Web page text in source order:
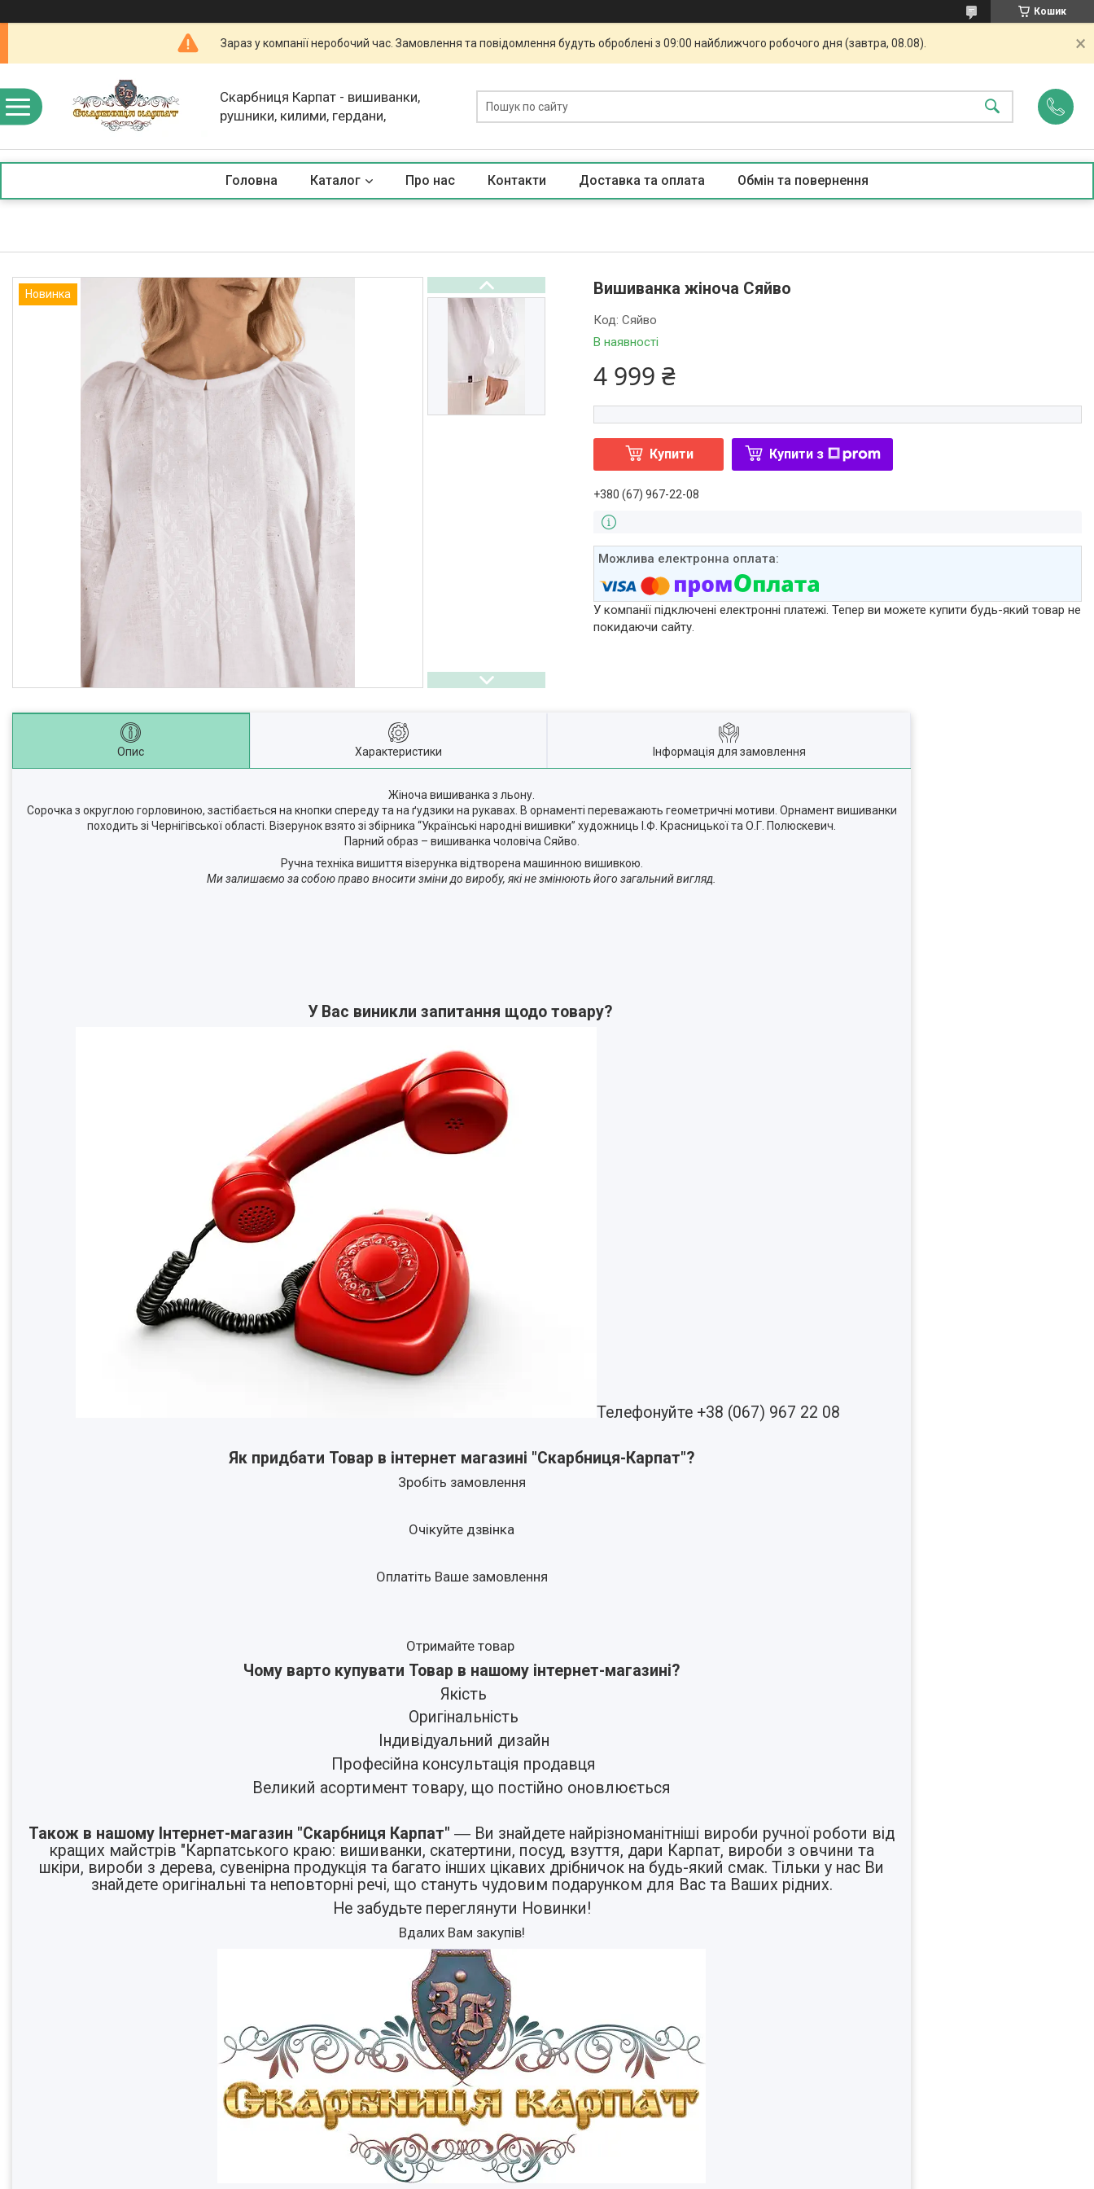
Кошик
Зараз у компанії неробочий час. Замовлення та повідомлення будуть оброблені з 09:00 найближчого робочого дня (завтра, 08.08).
Скарбниця Карпат - вишиванки,
рушники, килими, гердани,
Головна Каталог Про нас Контакти Доставка та оплата Обмін та повернення
Новинка Вишиванка жіноча Сяйво
В наявності
Код:Сяйво
4 999 ₴
Купити Купити з
+380 (67) 967-22-08
У компанії підключені електронні платежі. Тепер ви можете купити будь-який товар не
покидаючи сайту.
Опис Характеристики Інформація для замовлення
Жіноча вишиванка з льону.
Сорочка з округлою горловиною, застібається на кнопки спереду та на ґудзики на рукавах. В орнаменті переважають геометричні мотиви. Орнамент вишиванки
походить зі Чернігівської області. Візерунок взято зі збірника “Українські народні вишивки” художниць І.Ф. Красницької та О.Г. Полюскевич.
Парний образ – вишиванка чоловіча Сяйво.
Ручна техніка вишиття візерунка відтворена машинною вишивкою.
Ми залишаємо за собою право вносити зміни до виробу, які не змінюють його загальний вигляд.
У Вас виникли запитання щодо товару?
Телефонуйте +38 (067) 967 22 08
Як придбати Товар в інтернет магазині "Скарбниця-Карпат"?
Зробіть замовлення
Очікуйте дзвінка
Оплатіть Ваше замовлення
Отримайте товар
Чому варто купувати Товар в нашому інтернет-магазині?
Якість
Оригінальність
Індивідуальний дизайн
Професійна консультація продавця
Великий асортимент товару, що постійно оновлюється
Також в нашому Інтернет-магазин "Скарбниця Карпат" ― Ви знайдете найрізноманітніші вироби ручної роботи від
кращих майстрів "Карпатського краю: вишиванки, скатертини, посуд, взуття, дари Карпат, вироби з овчини та
шкіри, вироби з дерева, сувенірна продукція та багато інших цікавих дрібничок на будь-який смак. Тільки у нас Ви
знайдете оригінальні та неповторні речі, що стануть чудовим подарунком для Вас та Ваших рідних.
Не забудьте переглянути Новинки!
Вдалих Вам закупів!